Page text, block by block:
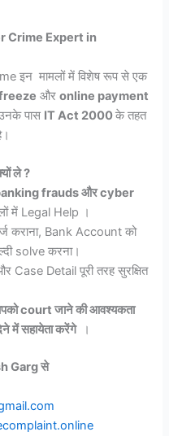
Crime Expert in
इन मामलों में विशेष रूप से एक
औरonline payment
पास IT Act 2000के तहत
ले ?
frauds और cyber
में Legal Help ।
कराना, Bank Account को
solve करना।
Case Detail पूरी तरह सुरक्षित
court जाने की आवश्यकता
में सहायेता करेंगे
।
Garg से